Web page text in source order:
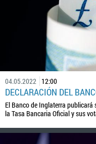
04.05.2022 12:00
DECLARACIÓN DEL
El Banco de Inglaterra publicará
la Tasa Bancaria Oficial y sus